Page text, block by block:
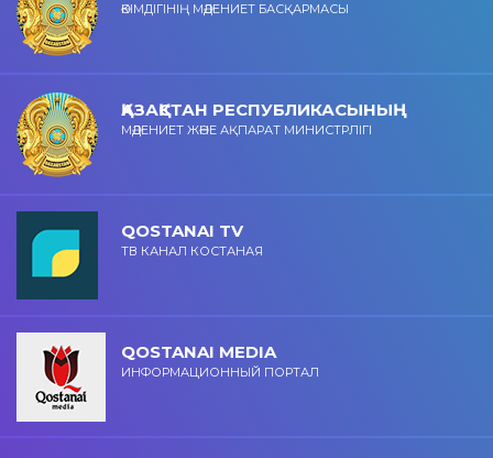
ӘКІМДІГІНІҢ МӘДЕНИЕТ БАСҚАРМАСЫ
ҚАЗАҚСТАН РЕСПУБЛИКАСЫНЫҢ
МӘДЕНИЕТ ЖӘНЕ АҚПАРАТ МИНИСТРЛІГІ
QOSTANAI TV
ТВ КАНАЛ КОСТАНАЯ
QOSTANAI MEDIA
ИНФОРМАЦИОННЫЙ ПОРТАЛ